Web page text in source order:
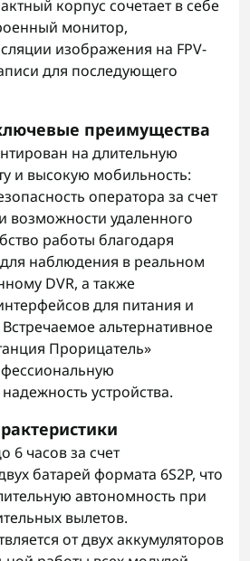
корпус сочетает в себе
монитор,
изображения на FPV-
для последующего
преимущества
на длительную
и высокую мобильность:
оператора за счет
возможности удаленного
работы благодаря
наблюдения в реальном
DVR, а также
для питания и
альтернативное
Прорицатель»
устройства.
6 часов за счет
батарей формата 6S2P, что
автономность при
вылетов.
от двух аккумуляторов